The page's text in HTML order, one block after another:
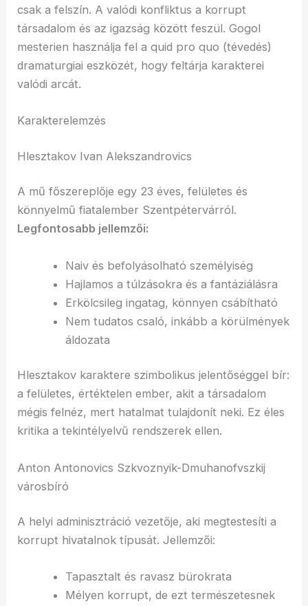
csak a felszín. A valódi konfliktus a korrupt
társadalom és az igazság között feszül. Gogol
mesterien használja fel a quid pro quo (tévedés)
dramaturgiai eszközét, hogy feltárja karakterei
valódi arcát.
Karakterelemzés
Hlesztakov Ivan Alekszandrovics
A mű főszereplője egy 23 éves, felületes és
könnyelmű fiatalember Szentpétervárról.
Legfontosabb jellemzői:
Naiv és befolyásolható személyiség
Hajlamos a túlzásokra és a fantáziálásra
Erkölcsileg ingatag, könnyen csábítható
Nem tudatos csaló, inkább a körülmények
áldozata
Hlesztakov karaktere szimbolikus jelentőséggel bír:
a felületes, értéktelen ember, akit a társadalom
mégis felnéz, mert hatalmat tulajdonít neki. Ez éles
kritika a tekintélyelvű rendszerek ellen.
Anton Antonovics Szkvoznyik-Dmuhanofvszkij
városbíró
A helyi adminisztráció vezetője, aki megtestesíti a
korrupt hivatalnok típusát. Jellemzői:
Tapasztalt és ravasz bürokrata
Mélyen korrupt, de ezt természetesnek